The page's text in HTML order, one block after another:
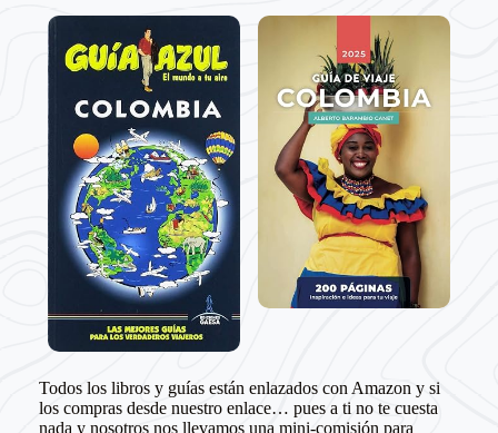
Todos los libros y guías están enlazados con Amazon y si
los compras desde nuestro enlace… pues a ti no te cuesta
nada y nosotros nos llevamos una mini-comisión para